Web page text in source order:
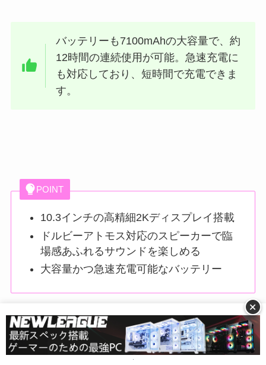
バッテリーも7100mAhの大容量で、約
12時間の連続使用が可能。急速充電に
も対応しており、短時間で充電できま
す。
POINT
10.3インチの高精細2Kディスプレイ搭載
ドルビーアトモス対応のスピーカーで臨
場感あふれるサウンドを楽しめる
大容量かつ急速充電可能なバッテリー
+